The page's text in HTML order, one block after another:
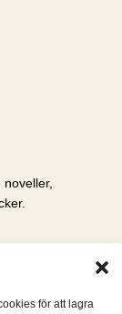
för att lagra
noveller,